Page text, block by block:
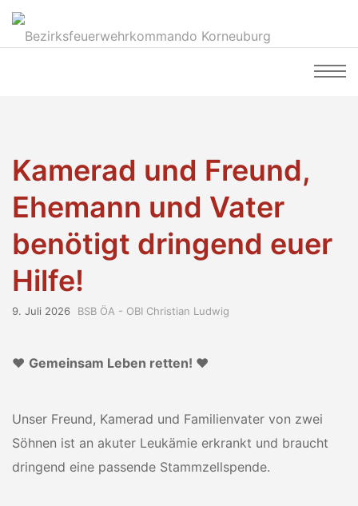
Kamerad und Freund,
Ehemann und Vater
benötigt dringend euer
Hilfe!
9. Juli 2026 BSB ÖA - OBI Christian Ludwig
❤️ Gemeinsam Leben retten! ❤️
Unser Freund, Kamerad und Familienvater von zwei
Söhnen ist an akuter Leukämie erkrankt und braucht
dringend eine passende Stammzellspende.